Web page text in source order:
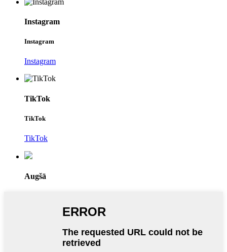
Instagram
Instagram
Instagram
TikTok
TikTok
TikTok
Augšā